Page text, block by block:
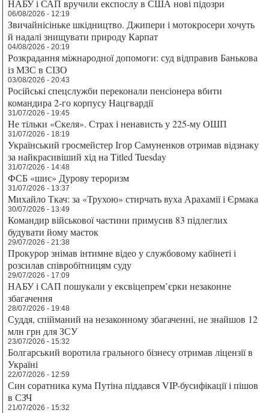
НАБУ і САП вручили експослу в США нові підозри
06/08/2026 - 12:19
Звичайнісіньке шкідництво. Джипери і мотокросери хочуть
й надалі знищувати природу Карпат
04/08/2026 - 20:19
Розкрадання міжнародної допомоги: суд відправив Банькова
із МЗС в СІЗО
03/08/2026 - 20:43
Російські спецслужби переконали пенсіонера вбити
командира 2-го корпусу Нацгвардії
31/07/2026 - 19:45
Не тільки «Скеля». Страх і ненависть у 225-му ОШП
31/07/2026 - 18:19
Український гросмейстер Ігор Самуненков отримав відзнаку
за найкрасивіший хід на Titled Tuesday
31/07/2026 - 14:48
ФСБ «шиє» Дурову тероризм
31/07/2026 - 13:37
Михайло Ткач: за «Трухою» стирчать вуха Арахамії і Єрмака
30/07/2026 - 13:49
Командир військової частини примусив 83 підлеглих
будувати йому маєток
29/07/2026 - 21:38
Прокурор знімав інтимне відео у службовому кабінеті і
розсилав співробітницям суду
29/07/2026 - 17:09
НАБУ і САП пошукали у ексвіцепрем’єрки незаконне
збагачення
28/07/2026 - 19:48
Суддя, спійманий на незаконному збагаченні, не знайшов 12
млн грн для ЗСУ
23/07/2026 - 15:32
Болгарський воротила грального бізнесу отримав ліцензії в
Україні
22/07/2026 - 12:59
Син соратника кума Путіна піддався VIP-бусифікації і пішов
в СЗЧ
21/07/2026 - 15:32